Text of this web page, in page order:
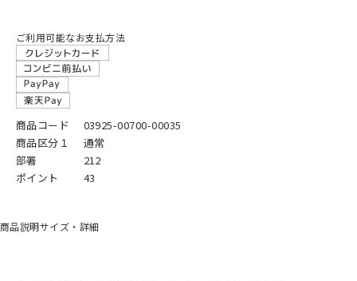
ご利用可能なお支払方法
商品コード
03925-00700-00035
商品区分１
通常
部署
212
ポイント
43
商品説明サイズ・詳細